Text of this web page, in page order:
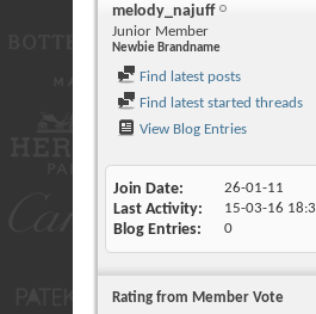
melody_najuff
Junior Member
Newbie Brandname
Find latest posts
Find latest started threads
View Blog Entries
Join Date 26-01-11
Last Activity 15-03-16
Blog Entries 0
Rating from Member Vote